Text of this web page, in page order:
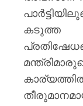
കടുത്ത